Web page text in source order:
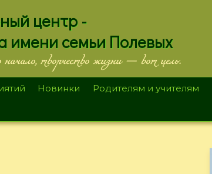
центр -
имени семьи Полевых
творчество жизни — вот цель.
Новинки Родителям и учителям